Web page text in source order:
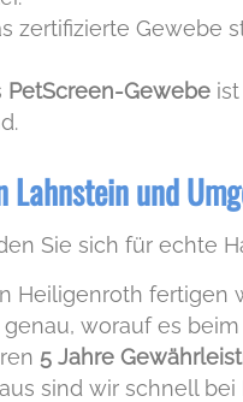
zertifizierte
PetScreen-Gewebe
und
Sie sich für echte
Heiligenroth fertigen
worauf es
5 Jahre
sind wir schnell bei